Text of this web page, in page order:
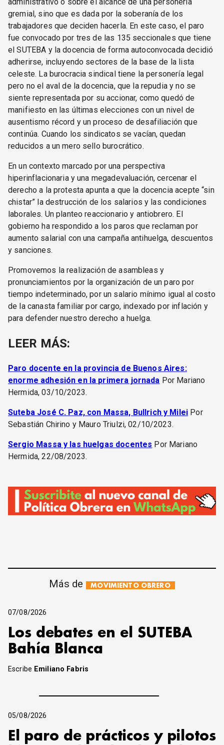
gremial, sino que es dada por la soberanía de los
trabajadores que deciden hacerla. En este caso, el paro
fue convocado por tres de las 135 seccionales que tiene
el SUTEBA y la docencia de forma autoconvocada decidió
adherirse, incluyendo sectores de la base de la lista
celeste. La burocracia sindical tiene la personería legal
pero no el aval de la docencia, que la repudia y no se
siente representada por su accionar, como quedó de
manifiesto en las últimas elecciones con un nivel de
ausentismo récord y un proceso de desafiliación que
continúa. Cuando los sindicatos se vacían, quedan
reducidos a un mero sello burocrático.
En un contexto marcado por una perspectiva
hiperinflacionaria y una megadevaluación, cercenar el
derecho a la protesta apunta a que la docencia acepte “sin
chistar” la destrucción de los salarios y las condiciones
laborales. Un planteo reaccionario y antiobrero. El
gobierno ha respondido a los paros que reclaman por
aumento salarial con una campaña antihuelga, descuentos
y sanciones.
Promovemos la realización de asambleas y
pronunciamientos por la organización de un paro por
tiempo indeterminado, por un salario mínimo igual al costo
de la canasta familiar por cargo, indexado por inflación y
para defender nuestro derecho a huelga.
LEER MÁS:
Paro docente en la provincia de Buenos Aires:
enorme adhesión en la primera jornada Por Mariano
Hermida, 03/10/2023.
Suteba José C. Paz, con Massa, Bullrich y Milei Por
Sebastián Chirino y Mauro Triulzi, 02/10/2023.
Sergio Massa y las huelgas docentes Por Mariano
Hermida, 22/08/2023.
Más de MOVIMIENTO OBRERO
07/08/2026
Los debates en el SUTEBA
Bahía Blanca
Escribe Emiliano Fabris
05/08/2026
El paro de prácticos y pilotos